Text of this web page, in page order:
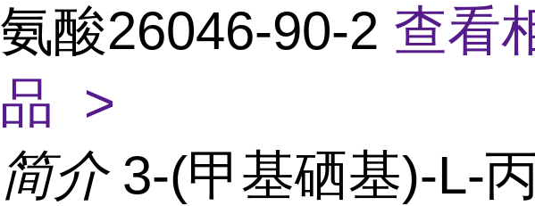
氨酸26046-90-2 查看
品 >
简介 3-(甲基硒基)-L-